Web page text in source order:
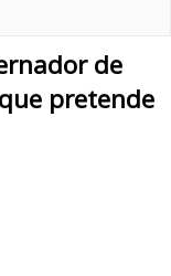
de
pretende